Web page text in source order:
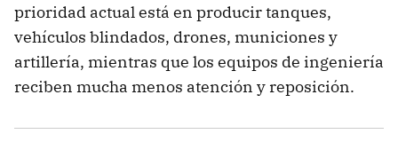
prioridad actual está en producir tanques,
vehículos blindados, drones, municiones y
artillería, mientras que los equipos de ingeniería
reciben mucha menos atención y reposición.